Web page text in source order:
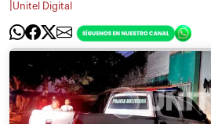
Unitel Digital